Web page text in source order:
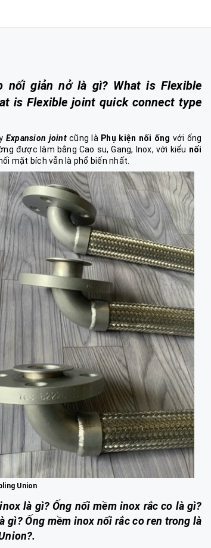
nối giản nở là gì? What is Flexible
is Flexible joint quick connect type
Expansion joint cũng là Phụ kiện nối ống với ống
được làm bằng Cao su, Gang, Inox, với kiểu nối
mặt bích vẫn là phổ biến nhất.
Union
là gì? Ống nối mềm inox rắc co là gì?
gì? Ống mềm inox nối rắc co ren trong là